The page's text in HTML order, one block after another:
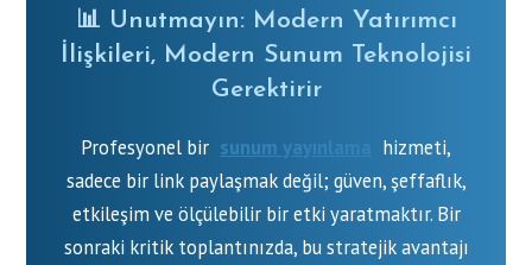
📊 Unutmayın: Modern Yatırımcı
İlişkileri, Modern Sunum Teknolojisi
Gerektirir
Profesyonel bir sunum yayınlama
hizmeti,
sadece bir link paylaşmak değil; güven, şeffaflık,
etkileşim ve ölçülebilir bir etki yaratmaktır. Bir
sonraki kritik toplantınızda, bu stratejik avantajı